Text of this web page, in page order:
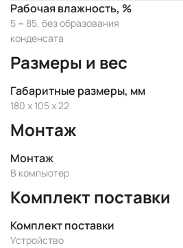
Рабочая влажность, %
5 ~ 85, без образования
конденсата
Размеры и вес
Габаритные размеры, мм
180 x 105 x 22
Монтаж
Монтаж
В компьютер
Комплект поставки
Комплект поставки
Устройство